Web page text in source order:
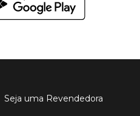
Seja uma Revendedora